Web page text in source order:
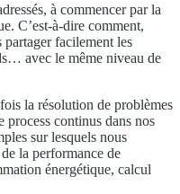
à commencer par la
C’est-à-dire comment,
facilement les
avec le même niveau de
la résolution de problèmes
process continus dans nos
sur lesquels nous
la performance de
énergétique, calcul